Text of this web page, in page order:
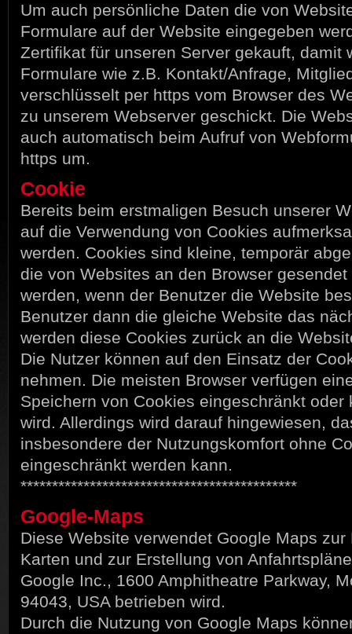
Um auch persönliche Daten die von
Formulare auf der Website eingegeben
Zertifikat für unseren Server gekauft, damit
Formulare wie z.B. Kontakt/Anfrage,
verschlüsselt per https vom Browser des
zu unserem Webserver geschickt. Die
auch automatisch beim Aufruf von
https um.
Cookie
Bereits beim erstmaligen Besuch unserer
auf die Verwendung von Cookies
werden. Cookies sind kleine, temporär
die von Websites an den Browser
werden, wenn der Benutzer die Website
Benutzer dann die gleiche Website das
werden diese Cookies zurück an die
Die Nutzer können auf den Einsatz der
nehmen. Die meisten Browser verfügen
Speichern von Cookies eingeschränkt oder
wird. Allerdings wird darauf hingewiesen,
insbesondere der Nutzungskomfort ohne
eingeschränkt werden kann.
********************************************
Google-Maps
Diese Website verwendet Google Maps
Karten und zur Erstellung von
Google Inc., 1600 Amphitheatre Parkway,
94043, USA betrieben wird.
Durch die Nutzung von Google Maps